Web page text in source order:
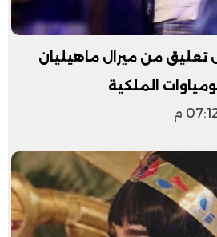
تعليق من ميرال ماهيليان
الملكية